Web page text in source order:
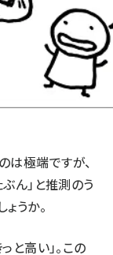
は極端ですが、
ぶん」と推測のう
うか。
と⾼い」。この